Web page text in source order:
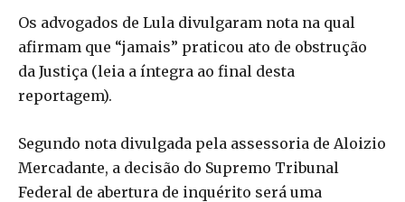
Os advogados de Lula divulgaram nota na qual
afirmam que “jamais” praticou ato de obstrução
da Justiça (leia a íntegra ao final desta
reportagem).
Segundo nota divulgada pela assessoria de Aloizio
Mercadante, a decisão do Supremo Tribunal
Federal de abertura de inquérito será uma